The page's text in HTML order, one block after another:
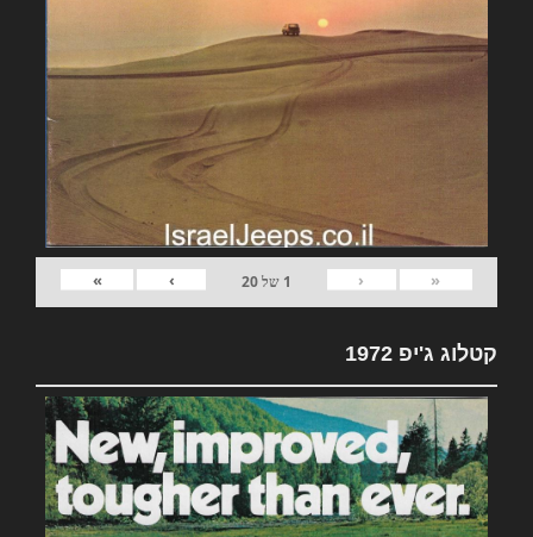
«
‹
1 של20
›
»
קטלוג ג'יפ 1972